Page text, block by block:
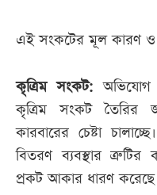
এই সংকটের মূল কারণ ও
কৃত্রিম সংকট: অভিযোগ
কৃত্রিম সংকট তৈরির
কারবারের চেষ্টা
বিতরণ ব্যবস্থার
প্রকট আকার ধারণ